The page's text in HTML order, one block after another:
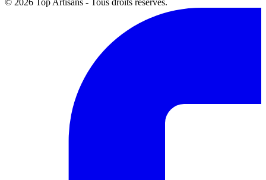
© 2026 Top Artisans - Tous droits réservés.